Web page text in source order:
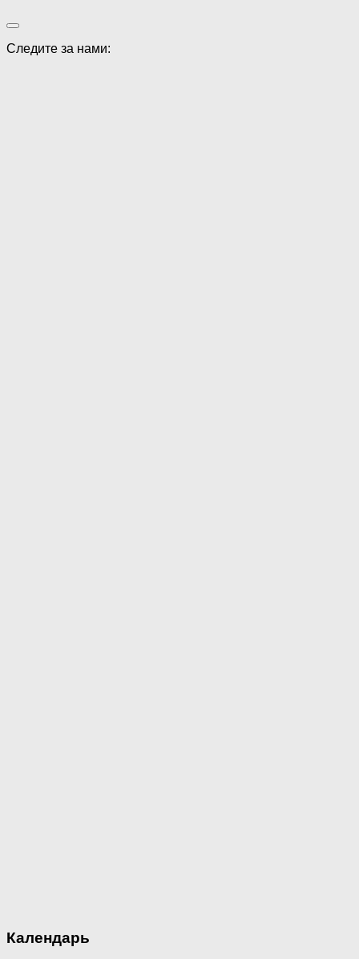
Следите за нами:
Календарь